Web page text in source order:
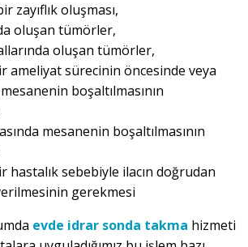
zayıflık oluşması,
oluşan tümörler,
oluşan tümörler,
ameliyat sürecinin öncesinde veya
boşaltılmasının
mesanenin boşaltılmasının
hastalık sebebiyle ilacın doğrudan
gerekmesi
evde idrar sonda takma hizmeti